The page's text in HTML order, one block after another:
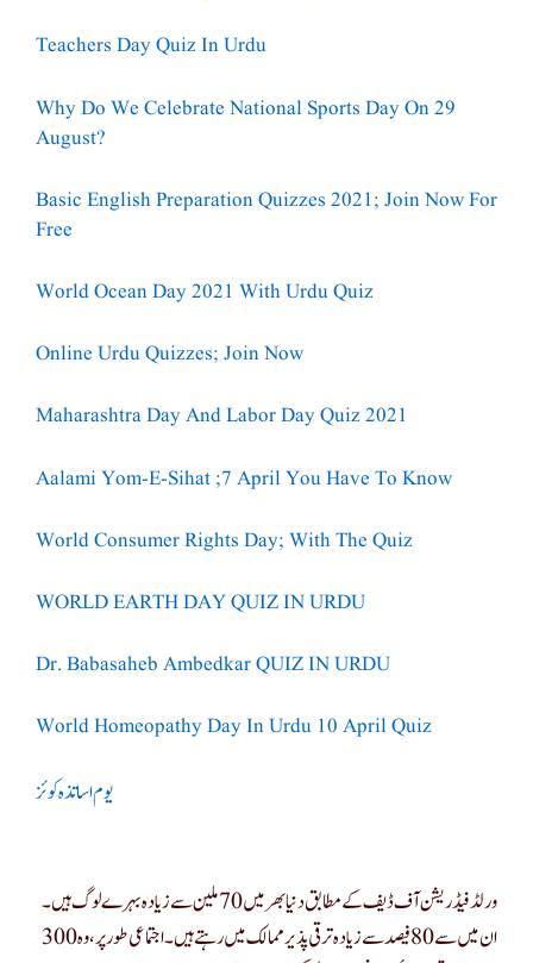
Teachers Day Quiz In Urdu
Why Do We Celebrate National Sports Day On 29
August?
Basic English Preparation Quizzes 2021; Join Now For
Free
World Ocean Day 2021 With Urdu Quiz
Online Urdu Quizzes; Join Now
Maharashtra Day And Labor Day Quiz 2021
Aalami Yom-E-Sihat ;7 April You Have To Know
World Consumer Rights Day; With The Quiz
WORLD EARTH DAY QUIZ IN URDU
Dr. Babasaheb Ambedkar QUIZ IN URDU
World Homeopathy Day In Urdu 10 April Quiz
یوم اساتذہ کوئز
ورلڈ فیڈریشن آف ڈیف کے مطابق دنیا بھر میں 70 ملین سے زیادہ بہرے لوگ ہیں۔
ان میں سے 80 فیصد سے زیادہ ترقی پذیر ممالک میں رہتے ہیں۔ اجتماعی طور پر ، وہ 300